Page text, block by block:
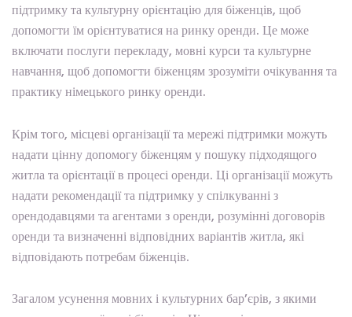
підтримку та культурну орієнтацію для біженців, щоб
допомогти їм орієнтуватися на ринку оренди. Це може
включати послуги перекладу, мовні курси та культурне
навчання, щоб допомогти біженцям зрозуміти очікування та
практику німецького ринку оренди.
Крім того, місцеві організації та мережі підтримки можуть
надати цінну допомогу біженцям у пошуку підходящого
житла та орієнтації в процесі оренди. Ці організації можуть
надати рекомендації та підтримку у спілкуванні з
орендодавцями та агентами з оренди, розумінні договорів
оренди та визначенні відповідних варіантів житла, які
відповідають потребам біженців.
Загалом усунення мовних і культурних бар’єрів, з якими